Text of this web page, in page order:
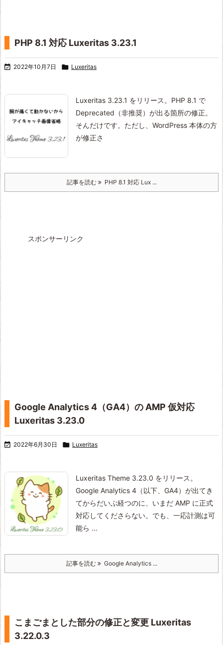
PHP 8.1 対応 Luxeritas 3.23.1
 2022年10月7日  Luxeritas
Luxeritas 3.23.1 をリリース。 PHP 8.1 で
Deprecated（非推奨）が出る箇所の修正。
そんだけです。 ただし、WordPress 本体の方
が修正さ
記事を読む PHP 8.1 対応 Lux ...
スポンサーリンク
Google Analytics 4（GA4）の AMP 仮対応
Luxeritas 3.23.0
 2022年6月30日  Luxeritas
Luxeritas Theme 3.23.0 をリリース。
Google Analytics 4（以下、GA4）が出てき
てからだいぶ経つのに、いまだ AMP に正式
対応してくださらない。 でも、一応計測は可
能ら ...
記事を読む Google Analytics ...
こまごまとした部分の修正と変更 Luxeritas
3.22.0.3